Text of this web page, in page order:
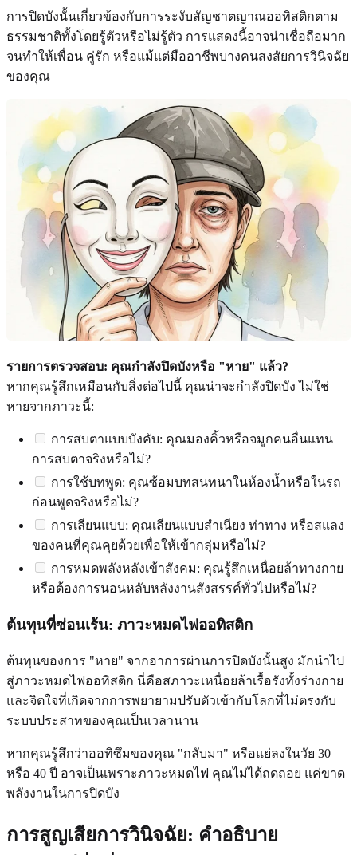
การปิดบังนั้นเกี่ยวข้องกับการระงับสัญชาตญาณออทิสติกตาม
ธรรมชาติทั้งโดยรู้ตัวหรือไม่รู้ตัว การแสดงนี้อาจน่าเชื่อถือมาก
จนทำให้เพื่อน คู่รัก หรือแม้แต่มืออาชีพบางคนสงสัยการวินิจฉัย
ของคุณ
รายการตรวจสอบ: คุณกำลังปิดบังหรือ "หาย" แล้ว?
หากคุณรู้สึกเหมือนกับสิ่งต่อไปนี้ คุณน่าจะกำลังปิดบัง ไม่ใช่
หายจากภาวะนี้:
การสบตาแบบบังคับ: คุณมองคิ้วหรือจมูกคนอื่นแทน
การสบตาจริงหรือไม่?
การใช้บทพูด: คุณซ้อมบทสนทนาในห้องน้ำหรือในรถ
ก่อนพูดจริงหรือไม่?
การเลียนแบบ: คุณเลียนแบบสำเนียง ท่าทาง หรือสแลง
ของคนที่คุณคุยด้วยเพื่อให้เข้ากลุ่มหรือไม่?
การหมดพลังหลังเข้าสังคม: คุณรู้สึกเหนื่อยล้าทางกาย
หรือต้องการนอนหลับหลังงานสังสรรค์ทั่วไปหรือไม่?
ต้นทุนที่ซ่อนเร้น: ภาวะหมดไฟออทิสติก
ต้นทุนของการ "หาย" จากอาการผ่านการปิดบังนั้นสูง มักนำไป
สู่ภาวะหมดไฟออทิสติก นี่คือสภาวะเหนื่อยล้าเรื้อรังทั้งร่างกาย
และจิตใจที่เกิดจากการพยายามปรับตัวเข้ากับโลกที่ไม่ตรงกับ
ระบบประสาทของคุณเป็นเวลานาน
หากคุณรู้สึกว่าออทิซึมของคุณ "กลับมา" หรือแย่ลงในวัย 30
หรือ 40 ปี อาจเป็นเพราะภาวะหมดไฟ คุณไม่ได้ถดถอย แค่ขาด
พลังงานในการปิดบัง
การสูญเสียการวินิจฉัย: คำอธิบาย